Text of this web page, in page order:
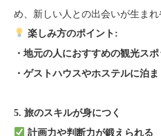
め、新しい人との出会いが生まれ
楽しみ方のポイント:
・地元の人におすすめの観光ス
・ゲストハウスやホステルに泊
5. 旅のスキルが身につく
計画力や判断力が鍛えられる